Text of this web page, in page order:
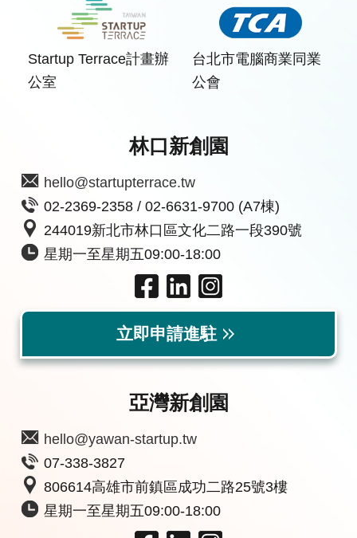
Startup Terrace計畫辦
公室
台北市電腦商業同業
公會
林口新創園
hello@startupterrace.tw
02-2369-2358 / 02-6631-9700 (A7棟)
244019新北市林口區文化二路一段390號
星期一至星期五09:00-18:00
立即申請進駐
亞灣新創園
hello@yawan-startup.tw
07-338-3827
806614高雄市前鎮區成功二路25號3樓
星期一至星期五09:00-18:00